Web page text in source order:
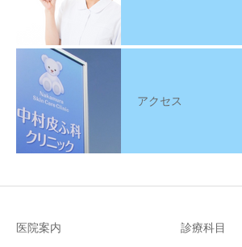
アクセス
医院案内 診療科目